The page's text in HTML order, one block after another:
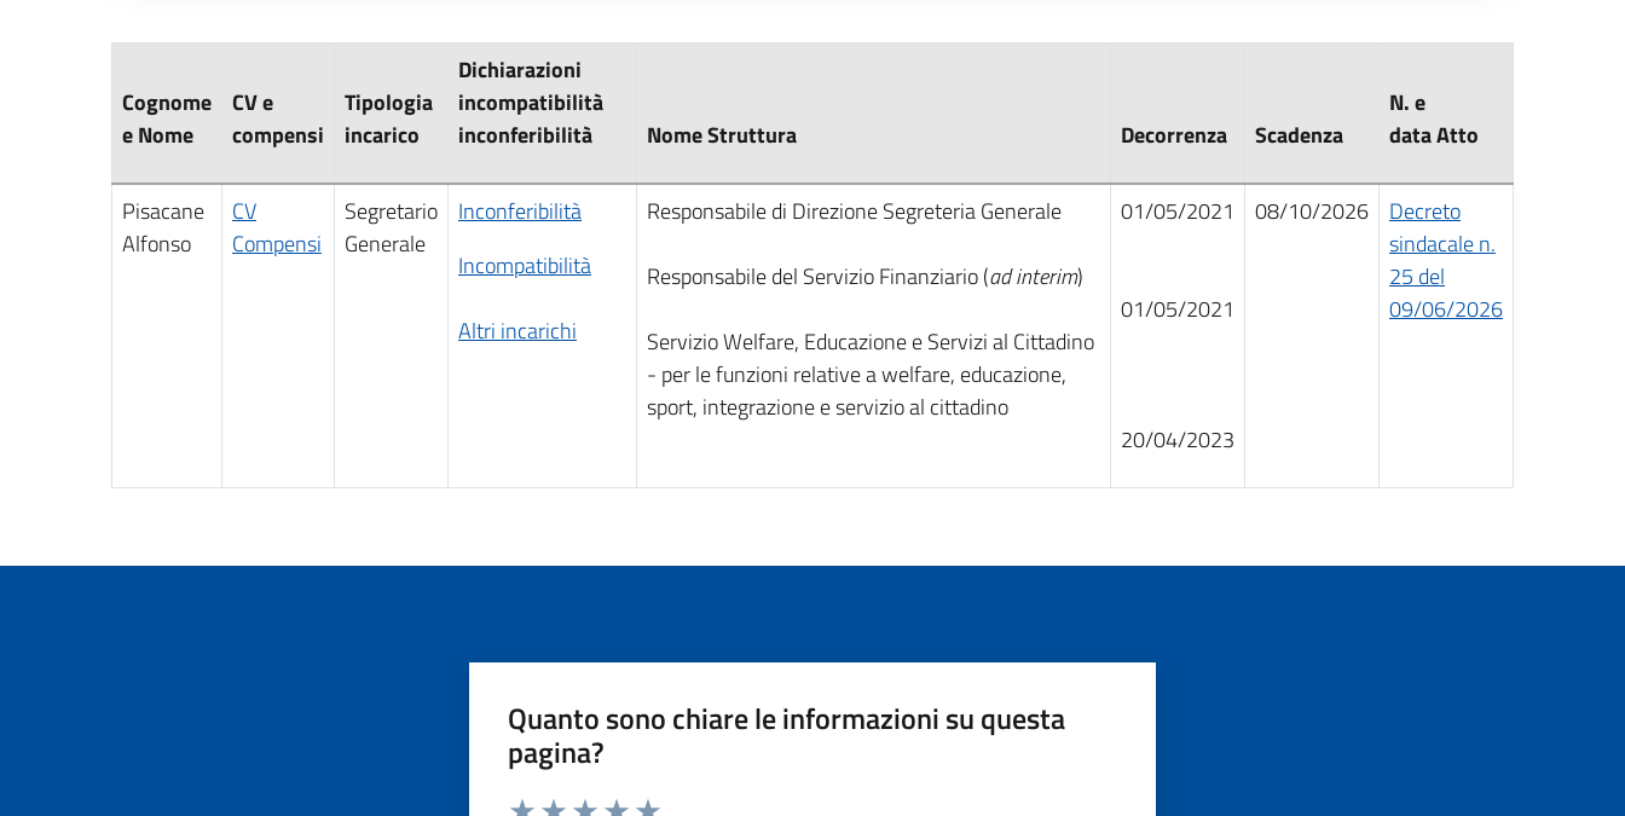
Cognome
e Nome
CV e
compensi
Tipologia
incarico
Dichiarazioni
incompatibilità
inconferibilità
Nome Struttura Decorrenza Scadenza
N. e
data Atto
Pisacane
Alfonso
CV
Compensi
Segretario
Generale
Inconferibilità
Incompatibilità
Altri incarichi
Responsabile di Direzione Segreteria Generale
Responsabile del Servizio Finanziario (ad interim)
Servizio Welfare, Educazione e Servizi al Cittadino
- per le funzioni relative a welfare, educazione,
sport, integrazione e servizio al cittadino
01/05/2021
01/05/2021
20/04/2023
08/10/2026
Decreto
sindacale n.
25 del
09/06/2026
Quanto sono chiare le informazioni su questa
pagina?
Valuta da 1 a 5 stelle la pagina